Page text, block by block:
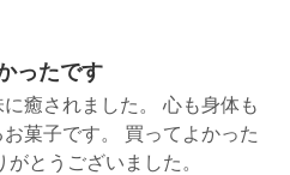
ったです
癒されました。 心も身体も
菓子です。 買ってよかった
がとうございました。